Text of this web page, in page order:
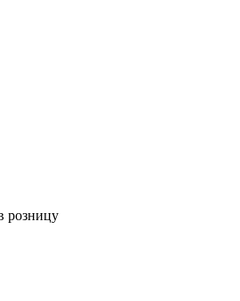
розницу